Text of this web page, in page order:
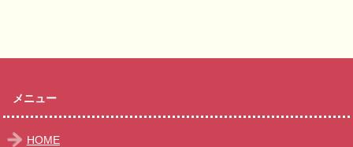
メニュー
HOME